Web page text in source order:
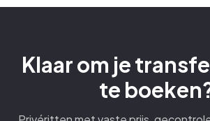
Klaar om je
te